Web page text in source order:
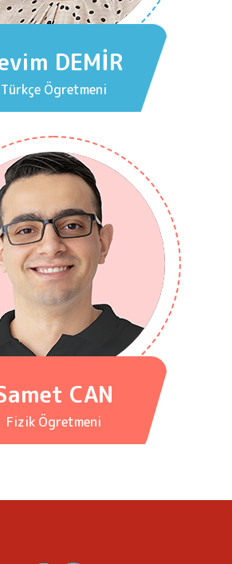
DEMİR
Türkçe Ögretmeni
CAN
Fizik Ögretmeni